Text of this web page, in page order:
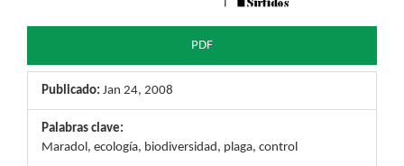
PDF
Publicado: Jan 24, 2008
Palabras clave:
Maradol, ecología, biodiversidad, plaga, control